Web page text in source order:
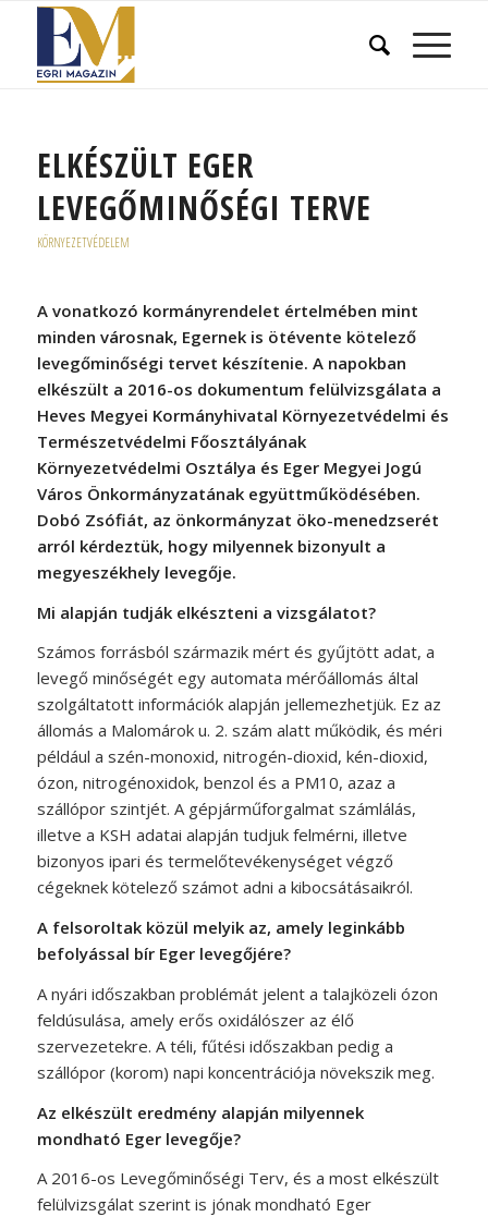
ELKÉSZÜLT EGER
LEVEGŐMINŐSÉGI TERVE
KÖRNYEZETVÉDELEM
A vonatkozó kormányrendelet értelmében mint
minden városnak, Egernek is ötévente kötelező
levegőminőségi tervet készítenie. A napokban
elkészült a 2016-os dokumentum felülvizsgálata a
Heves Megyei Kormányhivatal Környezetvédelmi és
Természetvédelmi Főosztályának
Környezetvédelmi Osztálya és Eger Megyei Jogú
Város Önkormányzatának együttműködésében.
Dobó Zsófiát, az önkormányzat öko-menedzserét
arról kérdeztük, hogy milyennek bizonyult a
megyeszékhely levegője.
Mi alapján tudják elkészteni a vizsgálatot?
Számos forrásból származik mért és gyűjtött adat, a
levegő minőségét egy automata mérőállomás által
szolgáltatott információk alapján jellemezhetjük. Ez az
állomás a Malomárok u. 2. szám alatt működik, és méri
például a szén-monoxid, nitrogén-dioxid, kén-dioxid,
ózon, nitrogénoxidok, benzol és a PM10, azaz a
szállópor szintjét. A gépjárműforgalmat számlálás,
illetve a KSH adatai alapján tudjuk felmérni, illetve
bizonyos ipari és termelőtevékenységet végző
cégeknek kötelező számot adni a kibocsátásaikról.
A felsoroltak közül melyik az, amely leginkább
befolyással bír Eger levegőjére?
A nyári időszakban problémát jelent a talajközeli ózon
feldúsulása, amely erős oxidálószer az élő
szervezetekre. A téli, fűtési időszakban pedig a
szállópor (korom) napi koncentrációja növekszik meg.
Az elkészült eredmény alapján milyennek
mondható Eger levegője?
A 2016-os Levegőminőségi Terv, és a most elkészült
felülvizsgálat szerint is jónak mondható Eger